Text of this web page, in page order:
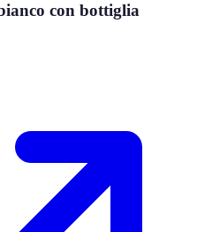
con bottiglia